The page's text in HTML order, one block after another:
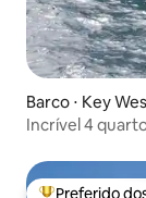
Barco ⋅ Key
Incrível 4
Preferido